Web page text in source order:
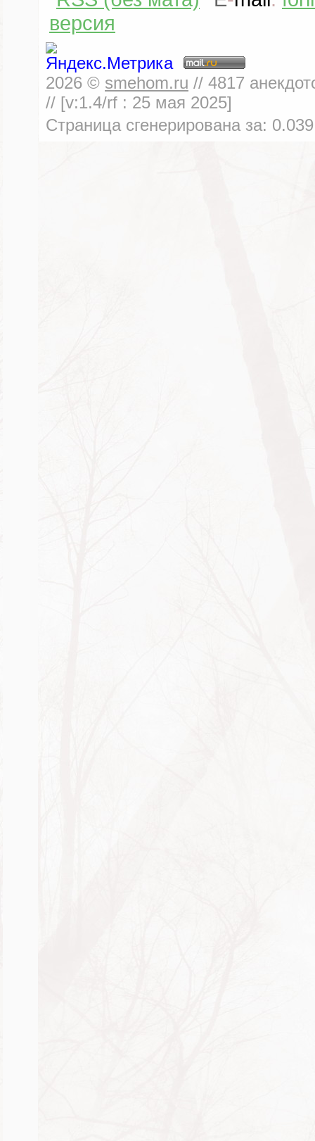
версия
2026 © smehom.ru // 4817
// [v:1.4/rf : 25 мая 2025]
Страница сгенерирована за: 0.039